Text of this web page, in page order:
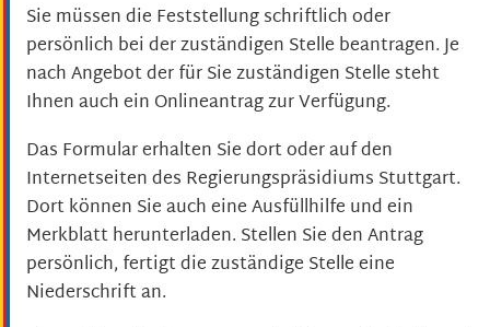
Sie müssen die Feststellung schriftlich oder
persönlich bei der zuständigen Stelle beantragen. Je
nach Angebot der für Sie zuständigen Stelle steht
Ihnen auch ein Onlineantrag zur Verfügung.
Das Formular erhalten Sie dort oder auf den
Internetseiten des Regierungspräsidiums Stuttgart.
Dort können Sie auch eine Ausfüllhilfe und ein
Merkblatt herunterladen. Stellen Sie den Antrag
persönlich, fertigt die zuständige Stelle eine
Niederschrift an.